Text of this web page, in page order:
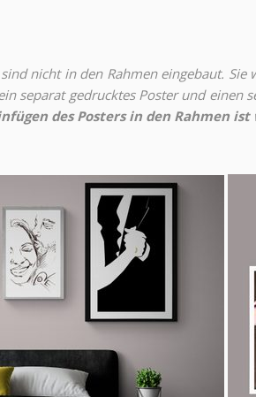
nicht in den Rahmen eingebaut.
separat gedrucktes Poster und einen
des Posters in den Rahmen